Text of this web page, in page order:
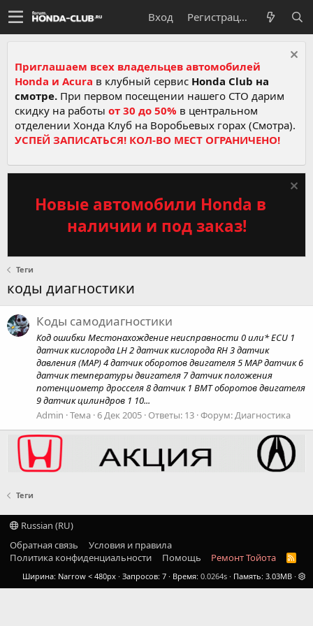
Вход Регистрация
Приглашаем всех владельцев автомобилей
Honda и Acura в клубный сервис Honda Club на
смотре. При первом посещении нашего СТО дарим
скидку на работы от 30 до 50% в центральном
отделении Хонда Клуб на Воробьевых горах (Смотра).
УСПЕЙ ЗАПИСАТЬСЯ! КОЛ-ВО МЕСТ ОГРАНИЧЕНО!
Новые автомобили Honda в
наличии и под заказ!
Теги
коды диагностики
Коды самодиагностики
Код ошибки Местонахождение неисправности 0 или* ECU 1
датчик кислорода LH 2 датчик кислорода RH 3 датчик
давления (MAP) 4 датчик оборотов двигателя 5 MAP датчик 6
датчик температуры двигателя 7 датчик положения
потенциометр дросселя 8 датчик 1 ВМТ оборотов двигателя
9 датчик цилиндров 1 10...
Admin Тема 6 Дек 2005 Ответы: 13 Форум:Диагностика
Теги
Russian (RU)
Обратная связь
Условия и правила
Политика конфиденциальности
Помощь Ремонт Тойота
R
S
S
Ширина Запросов 7 Время 0.0264s Память 3.03MB